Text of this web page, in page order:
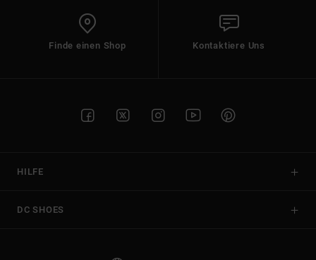
Finde einen Shop Kontaktiere Uns
HILFE
DC SHOES